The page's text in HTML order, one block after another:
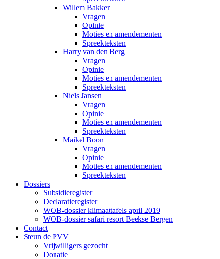
Willem Bakker
Vragen
Opinie
Moties en amendementen
Spreekteksten
Harry van den Berg
Vragen
Opinie
Moties en amendementen
Spreekteksten
Niels Jansen
Vragen
Opinie
Moties en amendementen
Spreekteksten
Maikel Boon
Vragen
Opinie
Moties en amendementen
Spreekteksten
Dossiers
Subsidieregister
Declaratieregister
WOB-dossier klimaattafels april 2019
WOB-dossier safari resort Beekse Bergen
Contact
Steun de PVV
Vrijwilligers gezocht
Donatie